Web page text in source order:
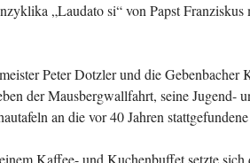
„Laudato si“ von Papst
Peter Dotzler und die
der Mausbergwallfahrt, seine Jugend-
an die vor 40 Jahren
Kaffee- und Kuchenbuffet setzte